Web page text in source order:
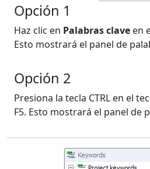
Opción 1
Haz clic en Palabras clave en
Esto mostrará el panel de
Opción 2
Presiona la tecla CTRL en el
F5. Esto mostrará el panel de